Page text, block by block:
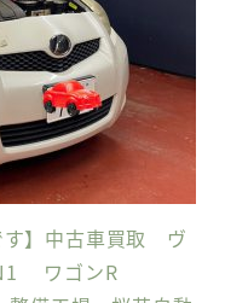
す】中古車買取 ヴ
ワゴンR